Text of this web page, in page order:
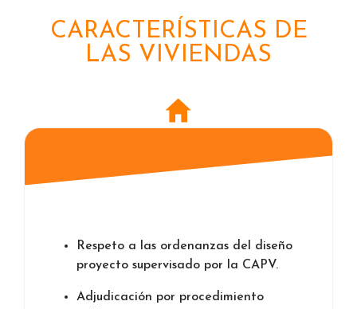
CARACTERÍSTICAS DE
LAS VIVIENDAS
Respeto a las ordenanzas del diseño
proyecto supervisado por la CAPV.
Adjudicación por procedimiento